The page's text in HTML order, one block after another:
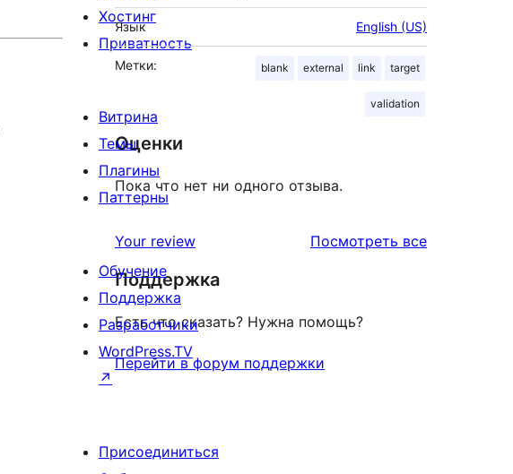
Язык English (US)
Метки: blank external link target
validation
Оценки
Пока что нет ни одного отзыва.
Your review Посмотреть всеотзывы
Поддержка
Есть что сказать? Нужна помощь?
Перейти в форум поддержки
Хостинг
Приватность
Витрина
Темы
Плагины
Паттерны
Обучение
Поддержка
Разработчики
WordPress.TV
↗
Присоединиться